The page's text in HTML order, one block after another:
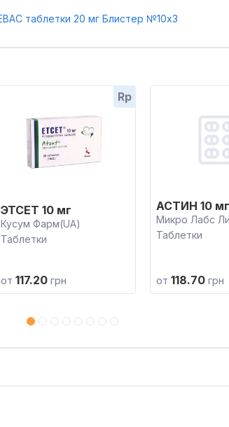
таблетки 20 мг Блистер №10x3
Rp
ЭТСЕТ 10 мг
Кусум Фарм(UA)
Таблетки
от 117.20 грн
АСТИН 10 мг
Микро Лабс
Таблетки
от 118.70 грн